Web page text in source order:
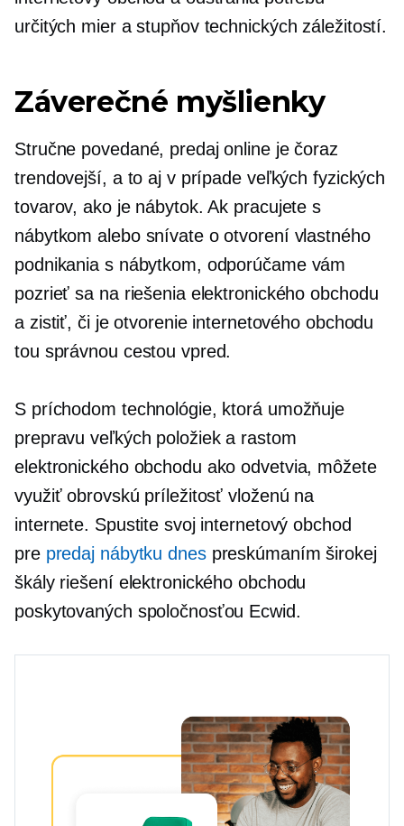
určitých mier a stupňov technických záležitostí.
Záverečné myšlienky
Stručne povedané, predaj online je čoraz
trendovejší, a to aj v prípade veľkých fyzických
tovarov, ako je nábytok. Ak pracujete s
nábytkom alebo snívate o otvorení vlastného
podnikania s nábytkom, odporúčame vám
pozrieť sa na riešenia elektronického obchodu
a zistiť, či je otvorenie internetového obchodu
tou správnou cestou vpred.
S príchodom technológie, ktorá umožňuje
prepravu veľkých položiek a rastom
elektronického obchodu ako odvetvia, môžete
využiť obrovskú príležitosť vloženú na
internete. Spustite svoj internetový obchod
pre predaj nábytku dnespreskúmaním širokej
škály riešení elektronického obchodu
poskytovaných spoločnosťou Ecwid.